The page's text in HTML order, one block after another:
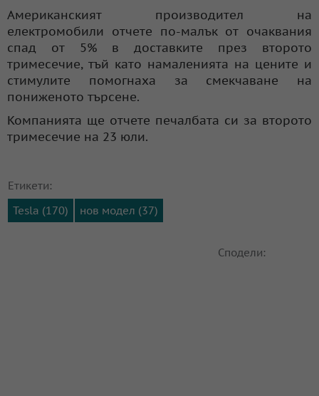
Американският производител на
електромобили отчете по-малък от очаквания
спад от 5% в доставките през второто
тримесечие, тъй като намаленията на цените и
стимулите помогнаха за смекчаване на
пониженото търсене.
Компанията ще отчете печалбата си за второто
тримесечие на 23 юли.
Етикети:
Tesla (170)
нов модел (37)
Сподели: